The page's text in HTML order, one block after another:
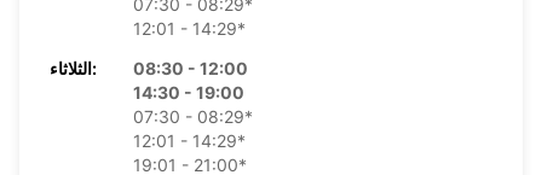
07:30 - 08:29*
12:01 - 14:29*
الثلاثاء:
08:30 - 12:00
14:30 - 19:00
07:30 - 08:29*
12:01 - 14:29*
19:01 - 21:00*